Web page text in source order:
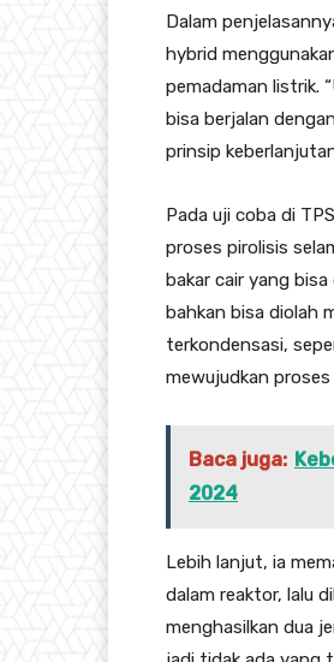
Dalam
hybrid
pemadaman listrik.
bisa berjalan
prinsip
Pada uji coba di
proses pirolisis
bakar cair yang
bahkan bisa diolah
terkondensasi,
mewujudkan
Baca juga:
2024
Lebih lanjut, ia
dalam reaktor, lalu
menghasilkan dua